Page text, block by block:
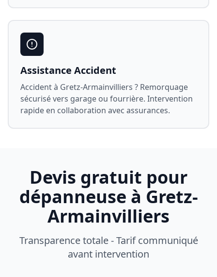
Assistance Accident
Accident à Gretz-Armainvilliers ? Remorquage
sécurisé vers garage ou fourrière. Intervention
rapide en collaboration avec assurances.
Devis gratuit pour
dépanneuse à Gretz-
Armainvilliers
Transparence totale - Tarif communiqué
avant intervention